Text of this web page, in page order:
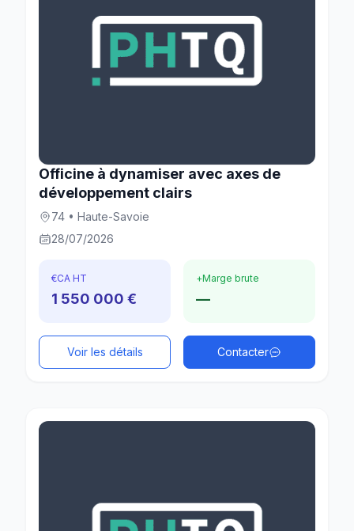
Officine à dynamiser avec axes de
développement clairs
74 • Haute-Savoie
28/07/2026
€CA HT
1 550 000 €
+Marge brute
—
Voir les détails Contacter